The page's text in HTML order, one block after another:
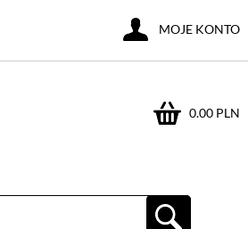
0.00 PLN
MOJE KONTO